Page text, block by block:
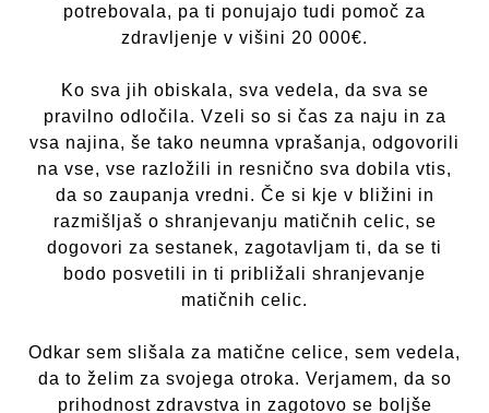
potrebovala, pa ti ponujajo tudi pomoč za
zdravljenje v višini 20 000€.
Ko sva jih obiskala, sva vedela, da sva se
pravilno odločila. Vzeli so si čas za naju in za
vsa najina, še tako neumna vprašanja, odgovorili
na vse, vse razložili in resnično sva dobila vtis,
da so zaupanja vredni. Če si kje v bližini in
razmišljaš o shranjevanju matičnih celic, se
dogovori za sestanek, zagotavljam ti, da se ti
bodo posvetili in ti približali shranjevanje
matičnih celic.
Odkar sem slišala za matične celice, sem vedela,
da to želim za svojega otroka. Verjamem, da so
prihodnost zdravstva in zagotovo se boljše